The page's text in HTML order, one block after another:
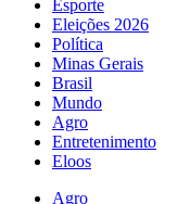
Esporte
Eleições 2026
Política
Minas Gerais
Brasil
Mundo
Agro
Entretenimento
Eloos
Agro